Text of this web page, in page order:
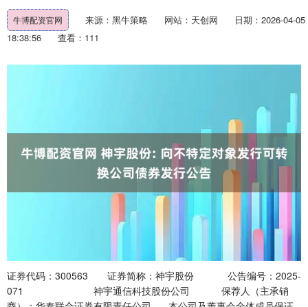
牛博配资官网 来源：黑牛策略 网站：天创网
日期：2026-04-05
18:38:56
查看：111
证券代码：300563 证券简称：神宇股份 公告编号：2025-071 神宇通信科技股份公司 保荐人（主承销商）：华泰联合证券有限责任公司 本公司及董事会全体成员保证信息披露内容的真实、准确和完整，没有 虚假记载、误导性陈述或重大遗漏。 特别提示 神宇通信科技股份公司（以下简称“神宇股份”、“发行人”或“公司”）和华 泰联合证券有限责任公司（以下简称“华泰联合证券”、“保荐人（主承销商）”或 “主承销商”），根据《中华人民共和国证券法》《证券发行与承销管理办法》（证 监会令〔第 228 号〕）、《上市公司证券发行注册管理办法》（证监会令〔第 227 号〕）、《深圳证券交易所上市公司证券发行与承销业务实施细则（2025 年修 订）》（深证上〔2025〕268 号）、《深圳证券交易所上市公司自律监管指引第 证券交易所创业板上市公司自律监管指南第 1 号——业务办理（2025 年修订）》 （深证上〔2025〕398 号）等相关规定向不特定对象发行可转换公司债券（以下 简称“神宇转债”或“可转债”）。 本次向不特定对象发行的可转债将向发行人在股权登记日（2025 年 12 月 10 日，T-1 日）收市后中国证券登记结算有限责任公司深圳分公司（以下简称“中 国结算深圳分公司”）登记在册的原股东优先配售，原股东优先配售后余额部分 （含原股东放弃优先配售部分）通过深圳证券交易所（以下简称“深交所”）交易 系统网上向社会公众投资者发行（以下简称“网上发行”）。 参与网上申购的投资者请认真阅读本公告及深交所（www.szse.cn）公布的 相关规定。 本次向不特定对象发行可转换公司债券在发行流程、申购、缴款和投资者弃 购处理等环节的重点提示如下： （T 日），申购时间为 T 日 9:15-11:30，13:00-15:00。原股东参与优先配售时， 需在其优先配售额度之内根据优先配售的可转债数量足额缴付资金。原股东及 社会公众投资者参与优先配售后余额部分的网上申购时无需缴付申购资金。 购金额，不得超资产规模或资金规模申购。主承销商发现投资者不遵守行业监管 要求，超过相应资产规模或资金规模申购的，有权认定该投资者的申购无效。投 资者应自主表达申购意向，不得概括委托证券公司代为申购。 个证券账户参与同一只可转债申购的，或投资者使用同一证券账户多次参与同 一只可转债申购的，以该投资者的第一笔申购为有效申购，其余申购均为无效申 购。投资者的委托一经接受，不得撤单。 确认多个证券账户为同一投资者持有的原则为证券账户注册资料中的“账 户持有人名称”、“有效身份证明文件号码”均相同。证券公司客户定向资产管理 专用账户、企业年金账户以及职业年金账户，证券账户注册资料中“账户持有人 名称”相同且“有效身份证明文件号码”相同的，按不同投资者进行统计。不合 格、休眠和注销的证券账户不得参与可转债的申购。证券账户注册资料以 T-1 日 日终为准。 定对象发行可转换公司债券中签号码公告》（以下简称“《中签号码公告》”）履 行缴款义务，确保其资金账户在 2025 年 12 月 15 日（T+2 日）日终有足额的认 购资金，投资者款项划付需遵守投资者所在证券公司的相关规定。投资者认购资 金不足的，不足部分视为放弃认购，由此产生的后果及相关法律责任，由投资者 自行承担。根据中国结算深圳分公司的相关规定，放弃认购的最小单位为 1 张。 网上投资者放弃认购的部分由保荐人（主承销商）包销。 足本次发行数量的 70%时，或当原股东优先认购的可转债数量和网上投资者缴 款认购的可转债数量合计不足本次发行数量的 70%时，发行人及主承销商将协 商是否采取中止发行措施，并及时向深交所报告。如果中止发行，将公告中止发 行原因，并在注册批文有效期内择机重启发行。 本次发行认购金额不足 50,000.00 万元的部分由主承销商包销。主承销商根 据网上资金到账情况确定最终配售结果和包销金额，主承销商包销比例原则上 不超过本次发行总额的 30%，即原则上最大包销额为 15,000.00 万元。当实际包 销比例超过本次发行总额的 30%时，主承销商将启动内部承销风险评估程序， 并与发行人协商一致后继续履行发行程序或采取中止发行措施。如确定继续履 行发行程序，主承销商将调整最终包销比例，全额包销投资者认购金额不足的金 额，并及时向深交所报告；如确定采取中止发行措施，主承销商和发行人将及时 向深交所报告，公告中止发行原因，并将在注册批文有效期内择机重启发行。 算参与人最近一次申报其放弃认购的次日起 6 个月（按 180 个自然日计算，含 次日）内不得参与新股、存托凭证、可转换公司债券及可交换公司债券申购。 放弃认购情形以投资者为单位进行判断。放弃认购的次数按照投资者实际 放弃认购的新股、存托凭证、可转换公司债券、可交换公司债券累计计算；投资 者持有多个证券账户的，其任何一个证券账户发生放弃认购情形的，放弃认购次 数累计计算。不合格、注销证券账户所发生过的放弃认购情形也纳入统计次数。 果可转债存续期间出现对公司经营管理和偿债能力有重大负面影响的事件，本 次可转债可能因未提供担保而增加兑付风险。 本公告的各项内容，知悉本次发行的发行流程和配售原则，充分了解可转换公司 债券投资风险与市场风险，审慎参与本次可转换公司债券申购。投资者一旦参与 本次申购，主承销商视为该投资者承诺：投资者参与本次申购符合法律法规和本 公告的规定，由此产生的一切违法违规行为及相应后果由投资者自行承担。 重要提示 员会证监许可〔2025〕2409 号文同意注册。本次发行的可转债简称为“神宇转债”， 债券代码为“123262”。 张，按面值发行。 年 12 月 10 日，T-1 日）收市后登记在册的原股东优先配售，原股东优先配售后 余额部分（含原股东放弃优先配售部分）通过深交所交易系统网上向社会公众投 资者发行。 日，T-1 日）收市后登记在册的持有神宇股份的股份数量按每股配售 2.8324 元可 转债的比例计算可配售可转债金额，并按 100 元/张转换为可转债张数，即每股 配售 0.028324 张 A 股可转债。本次发行向原股东的优先配售采用网上配售，原 股东的优先认购通过深交所系统进行，配售代码为“380563”，配售简称为“神宇 配债”。原股东可根据自身情况决定实际认购的可转债数量。 原股东网上优先配售可转债认购数量不足 1 张的部分按照《中国证券登记结 算有限责任公司深圳分公司证券发行人业务指南》执行，即所产生的不足 1 张的 优先认购数量，按数量大小排序，数量小的进位给数量大的参与优先认购的原股 东，以达到最小记账单位 1 张，循环进行直至全部配完。 行人回购专户库存股 2,904,150 股后，原股东可优先配售的可转债上限总额约 《中国证券登记结算有限责任公司深圳分公司证券发行人业务指南》执行，最终 优先配售总数可能略有差异。 原股东除可参加优先配售外，还可参加优先配售后余额的网上申购。原股东 参与网上优先配售的部分，应当在 T 日申购时缴付足额资金。原股东参与网上优 先配售后余额的网上申购部分无需缴付申购资金。 申购简称为“神宇发债”。每个账户最小申购数量为 10 张（1,000 元），每 10 张 为一个申购单位，超过 10 张的必须是 10 张的整数倍，每个账户申购上限是 1 万 张（100 万元），超出部分为无效申购。申购时，投资者无需缴付申购资金。 市首日即可交易。 尽快办理有关上市手续。 法、申购时间、申购方式、申购程序、申购价格、票面利率、申购数量、认购资 金缴纳和投资者弃购处理等具体规定。 人违规融资申购。投资者申购并持有神宇转债应按相关法律法规、深交所及中国 证监会的有关规定执行，并自行承担相应的法律责任。 行神宇转债的任何投资建议。投资者欲了解本次神宇转债的详细情况，敬请阅读 《神宇通信科技股份公司向不特定对象发行可转换公司债券并在创业板上市募 集说明书》（以下简称“《募集说明书》”）。《神宇通信科技股份公司向不特定 对象发行可转换公司债券募集说明书提示性公告》（以下简称“《募集说明书提 示性公告》”）已刊登在 2025 年 12 月 9 日（T-2 日）的《证券时报》上。投资 者亦可到巨潮资讯网（www.cninfo.com.cn）查阅《募集说明书》全文和本次发行 的相关资料。 价值，并审慎做出投资决策。发行人受政治、经济、行业环境变化的影响，经营 状况可能会发生变化，由此可能导致的投资风险应由投资者自行承担。本次发行 的可转债无流通限制及锁定期安排，自本次发行的可转债在深交所上市交易之日 起开始流通。请投资者务必注意发行日至上市交易日之间公司股票价格波动和利 率波动导致可转债价格波动的投资风险。 视需要在《证券时报》和巨潮资讯网（www.cninfo.com.cn）上及时公告，敬请投 资者留意。 释 义 除非特别指明，以下词语在本发行公告中具有下列含义： 发行人、公司、神宇股份 指神宇通信科技股份公司 可转债、转债 指可转换公司债券 神宇转债 指发行人本次发行的 50,000.00 万元可转换公司债券 指发行人本次向不特定对象发行 50,000.00 万元，票 本次发行 面金额为 100 元的可转换公司债券之行为 中国证监会 指中国证券监督管理委员会 深交所 指深圳证券交易所 中国结算 指中国证券登记结算有限责任公司深圳分公司 保荐人（主承销商）/主承销商、华 指华泰联合证券有限责任公司 泰联合证券 股权登记日（T-1 日） 指 2025 年 12 月 10 日 指 2025 年 12 月 11 日，本次发行向原股东优先配售、 优先配售日、申购日（T 日） 接受投资者网上申购的日期 指本次发行股权登记日深交所收市后在中国结算登 原股东 记在册的发行人所有股东 指符合本次发行的发行公告中有关申购规定的申购， 有效申购 包括按照规定的程序、申购数量符合规定等 元/万元 指人民币元/万元 一、本次发行基本情况 （一）发行证券的种类 本次发行证券的种类为可转换为公司 A 股股票的可转换公司债券。该可转 债及未来转换的 A 股股票将在深圳证券交易所上市。 （二）发行规模及发行数量 本次可转债的发行总额为人民币 50,000.00 万元，发行数量为 5,000,000 张。 （三）票面金额和发行价格 本次发行的可转债每张面值为人民币 100 元，按面值发行。 （四）可转债基本情况 月 11 日至 2031 年 12 月 10 日。 未转股的可转债，到期赎回价格为 110 元（含最后一期利息）。 本次发行的可转换公司债券采用每年付息一次的付息方式，到期归还所有未 转股的可转换公司债券本金和最后一年利息。 （1）年利息计算 年利息指可转换公司债券持有人按持有的可转换公司债券票面总金额自可 转换公司债券发行首日起每满一年可享受的当期利息。 年利息的计算公式为：I=B×i，其中： I：指年利息额； B：指本次发行的可转换公司债券持有人在计息年度（以下简称“当年”或 “每年”）付息债权登记日持有的可转换公司债券票面总金额； i：指可转换公司债券的当年票面利率。 （2）付息方式 为可转换公司债券发行首日。 年的当日。如该日为法定节假日或休息日，则顺延至下一个工作日，顺延期间不 另付息。每相邻的两个付息日之间为一个计息年度。 转股年度有关利息和股利的归属等事项，由公司董事会根据相关法律法规及 深圳证券交易所的规定确定。 公司将在每年付息日之后的五个交易日内支付当年利息。在付息债权登记日前 （包括付息债权登记日）申请转换成公司股票的可转换公司债券，公司不再向其 持有人支付本计息年度及以后计息年度的利息。 （3）到期还本付息 公司将在本次可转债期满后五个交易日内办理完毕偿还债券余额本息的事 项。 本次发行的可转债的初始转股价格为 39.31 元/股，不低于募集说明书公告日 前二十个交易日公司 A 股股票交易均价（若在该二十个交易日内发生过因除权、 除息引起股价调整的情形，则对调整前交易日的交易均价按经过相应除权、除息 调整后的价格计算）和前一个交易日公司 A 股股票交易均价。 前二十个交易日公司 A 股股票交易均价=前二十个交易日公司 A 股股票交 易总额/该二十个交易日公司 A 股股票交易总量； 前一个交易日公司 A 股股票交易均价=前一个交易日公司 A 股股票交易总 额/该日公司 A 股股票交易总量。 月 17 日（T+4 日）起满六个月后的第一个交易日起至可转债到期日止。债券持 有人对转股或者不转股有选择权，并于转股的次日成为公司股东。 （五）发行时间 本次发行的原股东优先配售日和网上申购日为 2025 年 12 月 11 日（T 日）。 （六）发行对象 自然人、法人、证券投资基金、符合法律规定的其他投资者等（国家法律、法规 禁止者除外）。其中自然人需根据《关于完善可转换公司债券投资者适当性管理 相关事项的通知（2025 年修订）》（深证上〔2025〕223 号）等规定已开通向不 特定对象发行的可转债交易权限。 （七）发行方式 本次发行的神宇转债向股权登记日收市后登记在册的发行人原股东优先配 售，原股东优先配售后余额部分（含原股东放弃优先配售部分）通过深交所交易 系统网上向社会公众投资者发行。认购金额不足 50,000.00 万元的部分由主承销 商包销。 本次可转债发行包销的基数为 50,000.00 万元。主承销商根据网上资金到账 情况确定最终配售结果和包销金额，包销比例原则上不超过本次发行总额的 30%， 即原则上最大包销金额为 15,000.00 万元。当实际包销比例超过本次发行总额的 行发行程序或采取中止发行措施，并及时向深交所报告。如果中止发行，公告中 止发行原因，择机重启发行。 投资者应结合行业监管要求及相应的资产规模或资金规模，合理确定申购 金额，不得超资产规模或资金规模申购。主承销商发现投资者不遵守行业监管要 求，超过相应资产规模或资金规模申购的，有权认定该投资者的申购无效。 原股东可优先配售的神宇转债数量为其在股权登记日（2025 年 12 月 10 日， T-1 日）收市后登记在册的持有“神宇股份”的股份数量按每股配售 2.8324 元可 转债的比例计算可配售可转债金额，再按 100 元/张的比例转换为张数，每 1 张 为一个申购单位，即每股配售 0.028324 张可转债。发行人现有 A 股股本 先配售的 A 股股本为 176,526,376 股，按本次发行优先配售比例计算，原股东可 优先配售的可转债上限总额约 4,999,933 张，约占本次发行的可转债总额的 证券发行人业务指南》执行，最终优先配售总数可能略有差异。 原股东的优先认购通过深交所交易系统进行，配售代码为“380563”，配售简 称为“神宇配债”，优先认购时间为 T 日（9:15-11:30，13:00-15:00）。每个账户最 小认购单位为 1 张（100 元），超出 1 张必须是 1 张的整数倍。原股东参与优先 配售的部分，应当在 T 日申购时缴付足额资金。原股东网上优先配售可转债认 购数量不足 1 张的部分按照《中国证券登记结算有限责任公司深圳分公司证券发 行人业务指南》执行，即所产生的不足 1 张的优先认购数量，按数量大小排序， 数量小的进位给数量大的参与优先认购的原股东，以达到最小记账单位 1 张，循 环进行直至全部配完。 若原股东的有效申购数量小于或等于其可优先认购总额，则可按其实际有效 申购量获配神宇转债；若原股东的有效申购数量超出其可优先认购总额，则按其 实际可优先认购总额获得配售。 原股东除可参加优先配售外，还可参加优先配售后余额的申购。原股东参与 优先配售的部分，应当在 T 日申购时缴付足额资金。原股东参与优先配售的余 额网上申购部分无需缴付申购资金。 社会公众投资者通过深交所交易系统参加申购，网上发行申购代码为 “370563”，申购简称为“神宇发债”。每个账户最小申购数量 10 张（1,000 元）， 每 10 张为一个申购单位，超过 10 张的必须是 10 张的整数倍，每个账户申购上 限是 1 万张（100 万元），超出部分为无效申购。 申购时间为 2025 年 12 月 11 日（T 日），在深交所交易系统的正常交易时 间，即 9:15-11:30，13:00-15:00。如遇重大突发事件影响本次发行，则顺延至下 一交易日继续进行。 申购时，投资者无需缴付申购资金。投资者各自具体的申购和持有可转债数 量应遵照相关法律法规及中国证监会的有关规定执行，并自行承担相应的法律 责任。投资者应结合行业监管要求及相应的资产规模或资金规模，合理确定申购 金额，不得超资产规模或资金规模申购。主承销商发现投资者不遵守行业监管要 求，超过相应资产规模或资金规模申购的，有权认定该投资者的申购无效。投资 者应自主表达申购意向，不得概括委托证券公司代为申购。 发行人与主承销商按照以下原则配售可转债。当有效申购总量小于或等于最 终网上发行总量时，投资者按照其有效申购量认购；当网上申购总量大于最终网 上发行总量时，按投资者摇号中签结果确定配售数量。中签率=（网上发行数量 /网上有效申购总量）×100%。 元）配一个申购号，并将配号结果传到各证券营业网点。 神宇股份与主承销商将于 2025 年 12 月 12 日（T+1 日）公告本次发行的网 上发行中签率。 同组织摇号抽签，确认摇号中签结果。发行人和主承销商将于 2025 年 12 月 15 日（T+2 日）公布中签结果。投资者根据中签号码确认认购神宇转债的数量，每 一中签号码认购 10 张（1,000 元）。 网上投资者应根据 2025 年 12 月 15 日（T+2 日）公布的中签结果，确保其 资金账户在该日日终有足额的认购资金，不足部分视为放弃认购，由此产生的后 果及相关法律责任由投资者自行承担。投资者款项划付需遵守投资者所在证券公 司的相关规定。 投资者连续 12 个月内累计出现 3 次中签但未足额缴款的情形时，自结算参 与人最近一次申报其放弃认购的次日起 6 个月（按 180 个自然日计算，含次日） 内不得参与新股、存托凭证、可转换公司债券及可交换公司债券申购。 放弃认购情形以投资者为单位进行判断。放弃认购的次数按照投资者实际放 弃认购的新股、存托凭证、可转换公司债券、可交换公司债券累计计算；投资者 持有多个证券账户的，其任何一个证券账户发生放弃认购情形的，放弃认购次数 累计计算。不合格、注销证券账户所发生过的放弃认购情形也纳入统计次数。 （八）发行地点 全国所有与深交所交易系统联网的证券交易网点。 （九）锁定期 本次发行的神宇转债不设定持有期限制，投资者获得配售的神宇转债将于上 市首日开始交易。 （十）承销方式 本次发行投资者放弃认购的部分由保荐人（主承销商）包销。保荐人（主承 销商）根据网上资金到账情况确定最终配售结果和包销金额，包销基数为 销金额为 15,000.00 万元。当实际包销比例超过本次发行总额的 30%时，主承销 商将启动内部承销风险评估程序，并与发行人协商一致后继续履行发行程序或采 取中止发行措施。如确定继续履行发行程序，主承销商将调整最终包销比例，全 额包销投资者认购金额不足的金额，并及时向深交所报告；如确定采取中止发行 措施，主承销商和发行人将及时向深交所报告，公告中止发行原因，并将在批文 有效期内择机重启发行。 （十一）上市安排 发行人将在本次发行结束后尽快向深交所申请上市，办理有关上市手续，具 体上市时间将另行公告。 （十二）转股价格的调整及计算方式 在本次发行之后，若公司发生派送红股、转增股本、增发新股（不包括因本 次发行的可转换公司债券转股而增加的股本）、配股以及派发现金股利等情况， 使公司股份发生变化时，将按下述公式进行转股价格的调整（保留小数点后两位， 最后一位四舍五入）： 派送股票股利或转增股本：P1=P0÷(1+n)； 增发新股或配股：P1=(P0+A×k)÷(1+k)； 上述两项同时进行：P1=(P0+A×k)÷(1+n+k)； 派送现金股利：P1=P0-D； 上述三项同时进行：P1=(P0–D+A×k)÷(1+n+k)。 其中：P1 为调整后转股价；P0 为调整前转股价；n 为派送红股或转增股本 率；A 为增发新股价或配股价；k 为增发新股或配股率；D 为每股派送现金股利。 当公司出现上述股份和/或股东权益变化情况时，将依次进行转股价格调整， 并在符合条件的上市公司信息披露媒体上刊登相关公告，并于公告中载明转股价 格调整日、调整办法及暂停转股时期（如需）。当转股价格调整日为本次发行的 可转换公司债券持有人转股申请日或之后，转换股份登记日之前，则该持有人的 转股申请按公司调整后的转股价格执行。 当公司可能发生股份回购、合并、分立或任何其他情形使公司股份类别、数 量和/或股东权益发生变化从而可能影响本次发行的可转换公司债券持有人的债 权利益或转股衍生权益时，公司将视具体情况按照公平、公正、公允的原则以及 充分保护本次发行的可转换公司债券持有人权益的原则调整转股价格。有关转股 价格调整内容及操作办法将依据届时国家有关法律法规、证券监管部门和深圳证 券交易所的相关规定来制订。 （十三）转股股数的确定方式 本次发行的可转换公司债券持有人在转股期内申请转股时，转股数量的计算 公式为：Q＝V÷P，其中： Q：指转股数量，并以去尾法取一股的整数倍； V：指可转换公司债券持有人申请转股的可转换公司债券票面总金额； P：指申请转股当日有效的转股价。 可转债持有人申请转换成的股份须是一股的整数倍。转股时不足转换为一股 的可转债余额，公司将按照深圳证券交易所等部门的有关规定，在可转债持有人 转股当日后的五个交易日内以现金兑付该部分可转债的票面余额及其所对应的 当期应计利息。 （十四）转股价格向下修正条款 在本次发行的可转换公司债券存续期间，当公司股票在任意连续三十个交易 日中至少有十五个交易日的收盘价低于当期转股价格的 85%时，公司董事会有 权提出转股价格向下修正方案并提交公司股东大会审议表决。 上述方案须经出席会议的股东所持表决权的三分之二以上通过方可实施。股 东大会进行表决时，持有本次发行的可转换公司债券的股东应当回避。修正后的 转股价格应不低于该次股东大会召开日前二十个交易日公司股票交易均价和前 一个交易日公司股票交易均价。 若在前述三十个交易日内发生过转股价格调整的情形，则在转股价格调整日 前的交易日按调整前的转股价格和收盘价格计算，在转股价格调整日及之后的交 易日按调整后的转股价格和收盘价格计算。 如公司决定向下修正转股价格，将在符合条件的上市公司信息披露媒体上刊 登相关公告，公告修正幅度、股权登记日及暂停转股的期间等有关信息。从股权 登